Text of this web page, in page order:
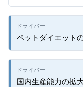
ペットダイエット
国内生産能力の拡